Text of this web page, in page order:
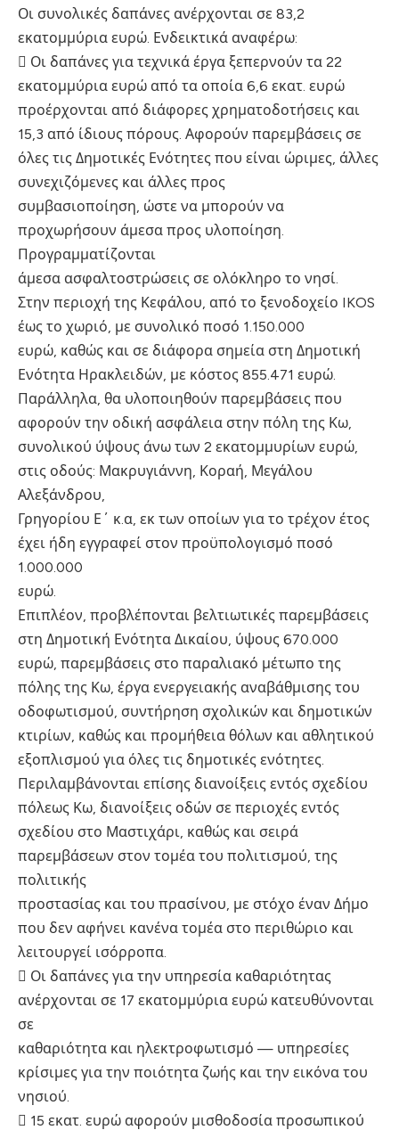
Οι συνολικές δαπάνες ανέρχονται σε 83,2
εκατομμύρια ευρώ. Ενδεικτικά αναφέρω:
 Οι δαπάνες για τεχνικά έργα ξεπερνούν τα 22
εκατομμύρια ευρώ από τα οποία 6,6 εκατ. ευρώ
προέρχονται από διάφορες χρηματοδοτήσεις και
15,3 από ίδιους πόρους. Αφορούν παρεμβάσεις σε
όλες τις Δημοτικές Ενότητες που είναι ώριμες, άλλες
συνεχιζόμενες και άλλες προς
συμβασιοποίηση, ώστε να μπορούν να
προχωρήσουν άμεσα προς υλοποίηση.
Προγραμματίζονται
άμεσα ασφαλτοστρώσεις σε ολόκληρο το νησί.
Στην περιοχή της Κεφάλου, από το ξενοδοχείο IKOS
έως το χωριό, με συνολικό ποσό 1.150.000
ευρώ, καθώς και σε διάφορα σημεία στη Δημοτική
Ενότητα Ηρακλειδών, με κόστος 855.471 ευρώ.
Παράλληλα, θα υλοποιηθούν παρεμβάσεις που
αφορούν την οδική ασφάλεια στην πόλη της Κω,
συνολικού ύψους άνω των 2 εκατομμυρίων ευρώ,
στις οδούς: Μακρυγιάννη, Κοραή, Μεγάλου
Αλεξάνδρου,
Γρηγορίου Ε΄ κ.α, εκ των οποίων για το τρέχον έτος
έχει ήδη εγγραφεί στον προϋπολογισμό ποσό
1.000.000
ευρώ.
Επιπλέον, προβλέπονται βελτιωτικές παρεμβάσεις
στη Δημοτική Ενότητα Δικαίου, ύψους 670.000
ευρώ, παρεμβάσεις στο παραλιακό μέτωπο της
πόλης της Κω, έργα ενεργειακής αναβάθμισης του
οδοφωτισμού, συντήρηση σχολικών και δημοτικών
κτιρίων, καθώς και προμήθεια θόλων και αθλητικού
εξοπλισμού για όλες τις δημοτικές ενότητες.
Περιλαμβάνονται επίσης διανοίξεις εντός σχεδίου
πόλεως Κω, διανοίξεις οδών σε περιοχές εντός
σχεδίου στο Μαστιχάρι, καθώς και σειρά
παρεμβάσεων στον τομέα του πολιτισμού, της
πολιτικής
προστασίας και του πρασίνου, με στόχο έναν Δήμο
που δεν αφήνει κανένα τομέα στο περιθώριο και
λειτουργεί ισόρροπα.
 Οι δαπάνες για την υπηρεσία καθαριότητας
ανέρχονται σε 17 εκατομμύρια ευρώ κατευθύνονται
σε
καθαριότητα και ηλεκτροφωτισμό — υπηρεσίες
κρίσιμες για την ποιότητα ζωής και την εικόνα του
νησιού.
 15 εκατ. ευρώ αφορούν μισθοδοσία προσωπικού